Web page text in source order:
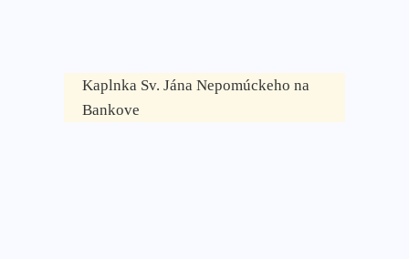
Kaplnka Sv. Jána Nepomúckeho na
Bankove